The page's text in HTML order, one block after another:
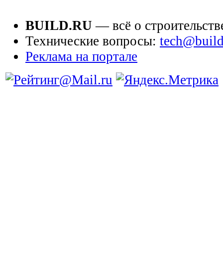
BUILD.RU — всё о
Технические вопросы:
Реклама на портале